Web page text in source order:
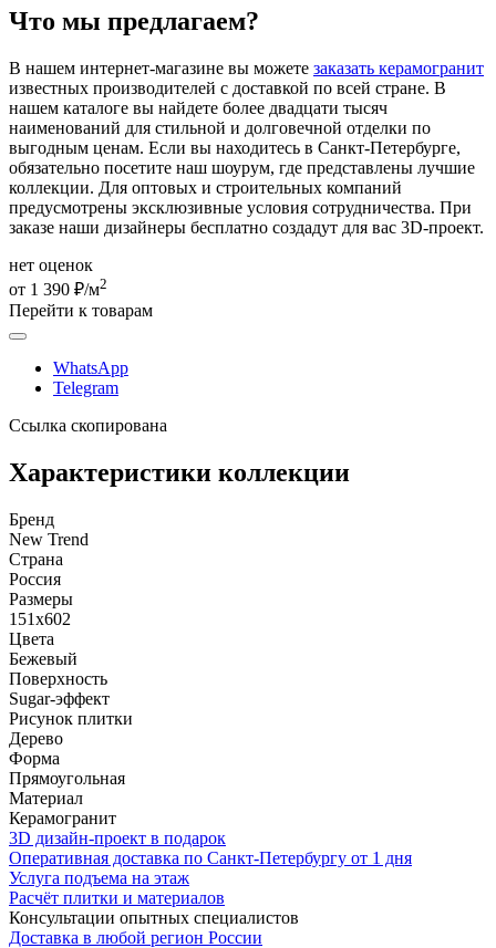
Что мы предлагаем?
В нашем интернет-магазине вы можете заказать керамогранит
известных производителей с доставкой по всей стране. В
нашем каталоге вы найдете более двадцати тысяч
наименований для стильной и долговечной отделки по
выгодным ценам. Если вы находитесь в Санкт-Петербурге,
обязательно посетите наш шоурум, где представлены лучшие
коллекции. Для оптовых и строительных компаний
предусмотрены эксклюзивные условия сотрудничества. При
заказе наши дизайнеры бесплатно создадут для вас 3D-проект.
нет оценок
от 1 390 ₽/м2
Перейти к товарам
WhatsApp
Telegram
Ссылка скопирована
Характеристики коллекции
Бренд
New Trend
Страна
Россия
Размеры
151x602
Цвета
Бежевый
Поверхность
Sugar-эффект
Рисунок плитки
Дерево
Форма
Прямоугольная
Материал
Керамогранит
3D дизайн-проект в подарок
Оперативная доставка по Санкт-Петербургу от 1 дня
Услуга подъема на этаж
Расчёт плитки и материалов
Консультации опытных специалистов
Доставка в любой регион России